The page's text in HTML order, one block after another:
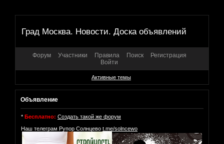
Град Москва. Новости. Доска объявлений
Форум Участники Правила Поиск
Регистрация
Войти
Активные темы
Объявление
* Бесплатно: Создать такой же форум
Наш телеграм Рупор Солнцево t.me/solncewo